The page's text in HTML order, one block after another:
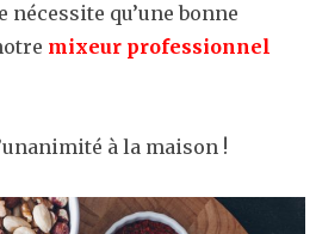
qu’une bonne
mixeur professionnel
à la maison !